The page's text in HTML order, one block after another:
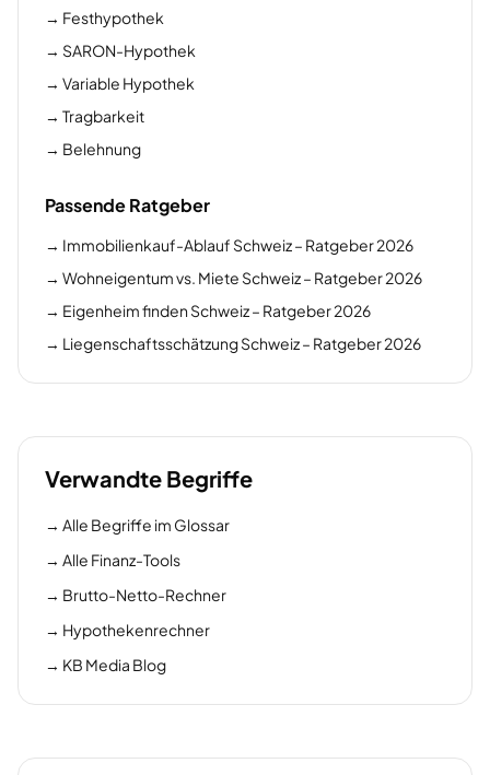
→ Festhypothek
→ SARON-Hypothek
→ Variable Hypothek
→ Tragbarkeit
→ Belehnung
Passende Ratgeber
→ Immobilienkauf-Ablauf Schweiz – Ratgeber 2026
→ Wohneigentum vs. Miete Schweiz – Ratgeber 2026
→ Eigenheim finden Schweiz – Ratgeber 2026
→ Liegenschaftsschätzung Schweiz – Ratgeber 2026
Verwandte Begriffe
→ Alle Begriffe im Glossar
→ Alle Finanz-Tools
→ Brutto-Netto-Rechner
→ Hypothekenrechner
→ KB Media Blog